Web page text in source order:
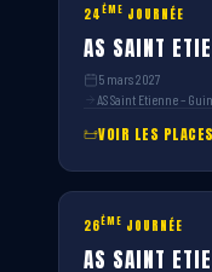
24ÈME JOURNÉE
AS SAINT
5 mars 2027
AS Saint Etienne –
VOIR LES PLACES
26ÈME JOURNÉE
AS SAINT